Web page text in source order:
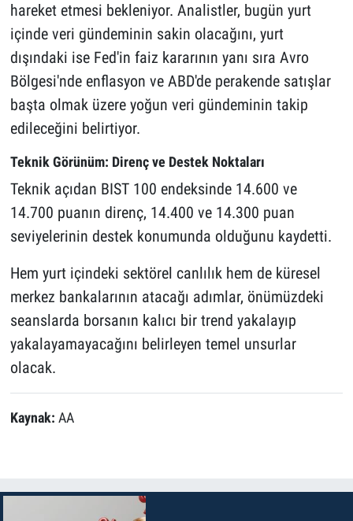
hareket etmesi bekleniyor. Analistler, bugün yurt
içinde veri gündeminin sakin olacağını, yurt
dışındaki ise Fed'in faiz kararının yanı sıra Avro
Bölgesi'nde enflasyon ve ABD'de perakende satışlar
başta olmak üzere yoğun veri gündeminin takip
edileceğini belirtiyor.
Teknik Görünüm: Direnç ve Destek Noktaları
Teknik açıdan BIST 100 endeksinde 14.600 ve
14.700 puanın direnç, 14.400 ve 14.300 puan
seviyelerinin destek konumunda olduğunu kaydetti.
Hem yurt içindeki sektörel canlılık hem de küresel
merkez bankalarının atacağı adımlar, önümüzdeki
seanslarda borsanın kalıcı bir trend yakalayıp
yakalayamayacağını belirleyen temel unsurlar
olacak.
Kaynak: AA